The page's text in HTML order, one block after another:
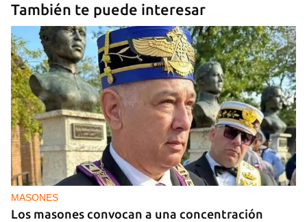
También te puede interesar
MASONES
Los masones convocan a una concentración